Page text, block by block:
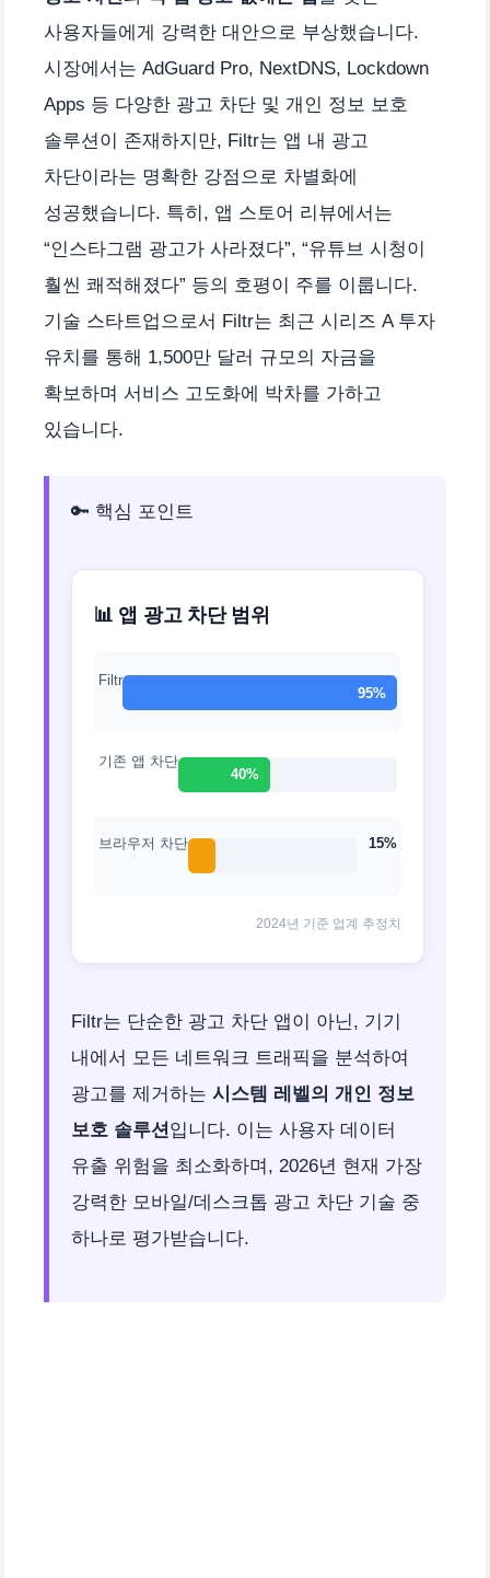
사용자들에게 강력한 대안으로 부상했습니다.
시장에서는 AdGuard Pro, NextDNS, Lockdown
Apps 등 다양한 광고 차단 및 개인 정보 보호
솔루션이 존재하지만, Filtr는 앱 내 광고
차단이라는 명확한 강점으로 차별화에
성공했습니다. 특히, 앱 스토어 리뷰에서는
“인스타그램 광고가 사라졌다”, “유튜브 시청이
훨씬 쾌적해졌다” 등의 호평이 주를 이룹니다.
기술 스타트업으로서 Filtr는 최근 시리즈 A 투자
유치를 통해 1,500만 달러 규모의 자금을
확보하며 서비스 고도화에 박차를 가하고
있습니다.
🔑 핵심 포인트
📊 앱 광고 차단 범위
Filtr
95%
기존 앱 차단
40%
브라우저 차단 15%
2024년 기준 업계 추정치
Filtr는 단순한 광고 차단 앱이 아닌, 기기
내에서 모든 네트워크 트래픽을 분석하여
광고를 제거하는 시스템 레벨의 개인 정보
보호 솔루션입니다. 이는 사용자 데이터
유출 위험을 최소화하며, 2026년 현재 가장
강력한 모바일/데스크톱 광고 차단 기술 중
하나로 평가받습니다.